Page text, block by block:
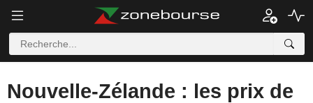
Nouvelle-Zélande : les prix de